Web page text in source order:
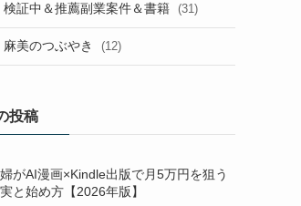
検証中＆推薦副業案件＆書籍 (31)
麻美のつぶやき (12)
投稿
がAI漫画×Kindle出版で月5万円を狙う
と始め方【2026年版】